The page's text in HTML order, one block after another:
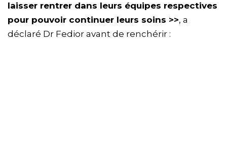
laisser rentrer dans leurs équipes respectives
pour pouvoir continuer leurs soins >>, a
déclaré Dr Fedior avant de renchérir :